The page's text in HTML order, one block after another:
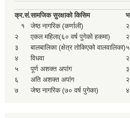
क्र.सं.सामजिक सुरक्षाको किसिम
१
जेष्ठ नागरिक (कर्णाली)
२
एकल महिला(६० वर्ष पुगेको हकमा)
३
बालबालिका (क्षेत्र तोकिएको वालवालिका)
४
विधवा
५
पूर्ण अशक्त अपांग
६
अति अशक्त अपांग
७
जेष्ठ नागरिक (७० वर्ष पुगेका)